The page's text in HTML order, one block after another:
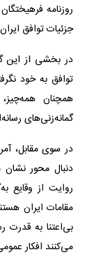
روزنامه
جزئیات توافق
در بخشی از این
توافق به خود
همچنان
گمانه‌زنی‌های
در سوی مقابل،
دنبال محور
روایت از وقایع
مقامات ایران
بی‌اعتنا به
می‌کنند افکار